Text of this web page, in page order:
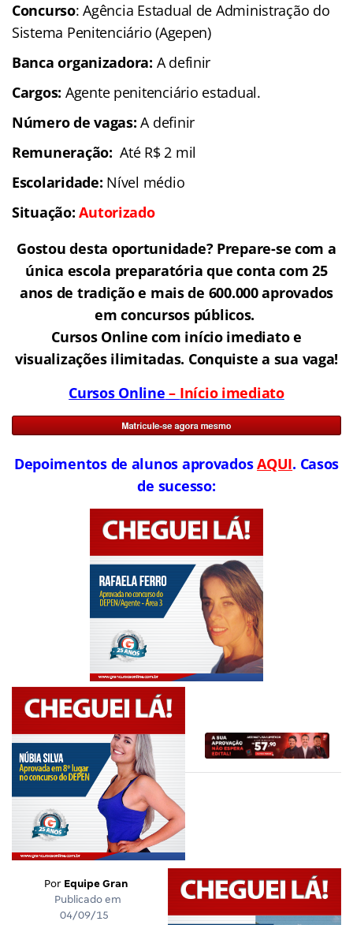
Concurso: Agência Estadual de Administração do
Sistema Penitenciário (Agepen)
Banca organizadora: A definir
Cargos: Agente penitenciário estadual.
Número de vagas: A definir
Remuneração:Até R$ 2 mil
Escolaridade: Nível médio
Situação:Autorizado
Gostou desta oportunidade? Prepare-se com a
única escola preparatória que conta com 25
anos de tradição e mais de 600.000 aprovados
em concursos públicos.
Cursos Online com início imediato e
visualizações ilimitadas. Conquiste a sua vaga!
Cursos Online – Início imediato
Depoimentos de alunos aprovadosAQUI. Casos
de sucesso:
Por Equipe Gran
Publicado em
04/09/15